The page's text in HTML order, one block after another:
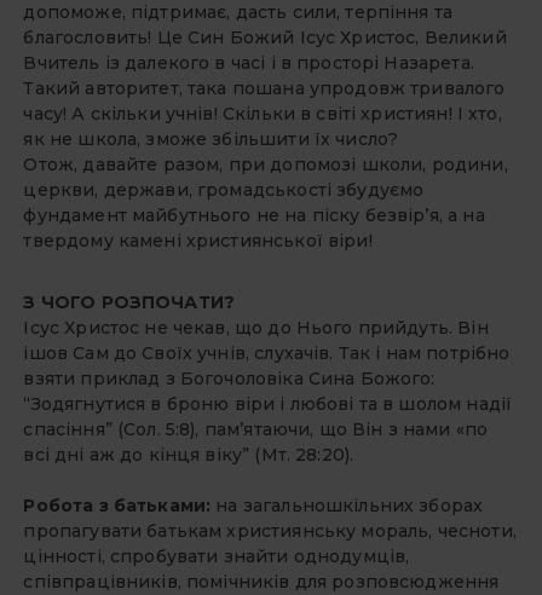
допоможе, підтримає, дасть сили, терпіння та
благословить! Це Син Божий Ісус Христос, Великий
Вчитель із далекого в часі і в просторі Назарета.
Такий авторитет, така пошана упродовж тривалого
часу! А скільки учнів! Скільки в світі християн! І хто,
як не школа, зможе збільшити їх число?
Отож, давайте разом, при допомозі школи, родини,
церкви, держави, громадськості збудуємо
фундамент майбутнього не на піску безвір’я, а на
твердому камені християнської віри!
З ЧОГО РОЗПОЧАТИ?
Ісус Христос не чекав, що до Нього прийдуть. Він
ішов Сам до Своїх учнів, слухачів. Так і нам потрібно
взяти приклад з Богочоловіка Сина Божого:
“Зодягнутися в броню віри і любові та в шолом надії
спасіння” (Сол. 5:8), пам’ятаючи, що Він з нами «по
всі дні аж до кінця віку” (Мт. 28:20).
Робота з батьками: на загальношкільних зборах
пропагувати батькам християнську мораль, чесноти,
цінності, спробувати знайти однодумців,
співпрацівників, помічників для розповсюдження